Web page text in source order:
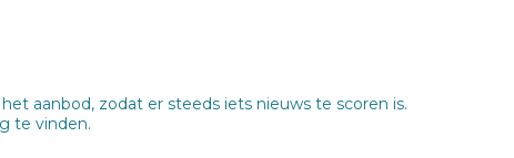
aanbod, zodat er steeds iets nieuws te scoren is.
te vinden.